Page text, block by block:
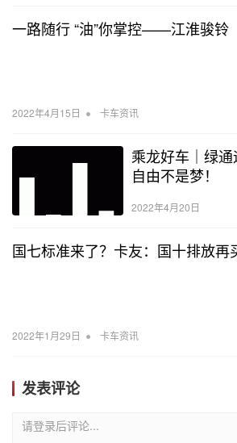
一路随行 “油”你掌控——江淮骏铃
2022年4月15日 • 卡车资讯
乘龙好车｜绿
自由不是梦！
2022年4月20日
国七标准来了？卡友：国十排放再
2022年1月29日 • 卡车资讯
发表评论
请登录后评论...